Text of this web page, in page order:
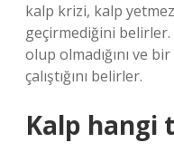
kalp krizi, kalp
geçirmediğini
olup olmadığını ve
çalıştığını belirler.
Kalp hangi